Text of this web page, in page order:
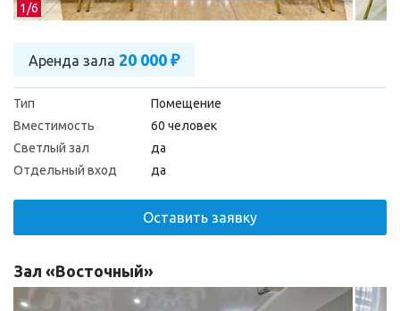
1/6
Аренда зала 20 000 ₽
Тип
Помещение
Вместимость
60 человек
Светлый зал
да
Отдельный вход
да
Оставить заявку
Зал «Восточный»